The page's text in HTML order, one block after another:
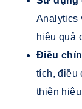
Analytics
hiệu quả
Điều
tích, điều
thiện